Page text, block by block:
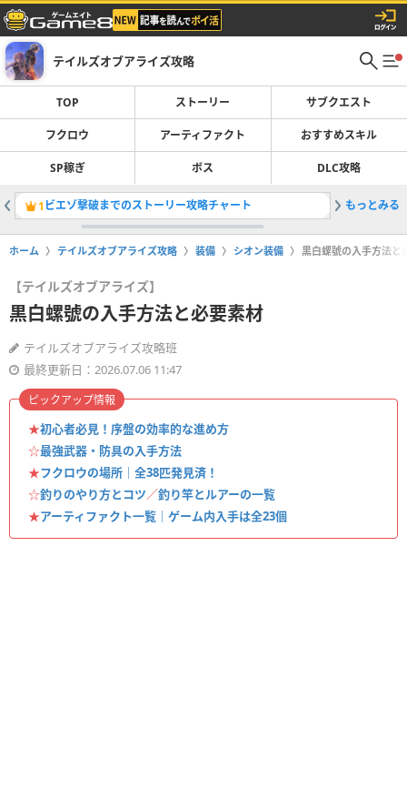
テイルズオブアライズ攻略
TOP ストーリー サブクエスト
フクロウ アーティファクト おすすめスキル
SP稼ぎ ボス DLC攻略
1 ビエゾ撃破までのストーリー攻略チャート 2マップ
もっとみる
ホーム テイルズオブアライズ攻略 装備 シオン装備 黒白螺號の入手方法と
【テイルズオブアライズ】
黒白螺號の入手方法と必要素材
テイルズオブアライズ攻略班
最終更新日：2026.07.06 11:47
★初心者必見！序盤の効率的な進め方
☆最強武器・防具の入手方法
★フクロウの場所｜全38匹発見済！
☆釣りのやり方とコツ／釣り竿とルアーの一覧
★アーティファクト一覧｜ゲーム内入手は全23個
ピックアップ情報